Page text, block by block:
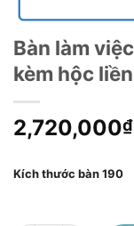
Bàn làm
kèm hộc
2,720,000₫
Kích thước bàn 190